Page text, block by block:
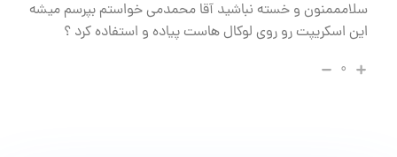
سلامممنون و خسته نباشید آقا محمدمی خواستم بپرسم میشه
این اسکریپت رو روی لوکال هاست پیاده و استفاده کرد ؟
۰